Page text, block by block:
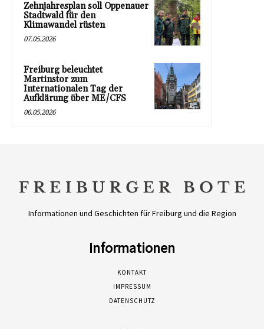
Zehnjahresplan soll Oppenauer
Stadtwald für den
Klimawandel rüsten
07.05.2026
Freiburg beleuchtet
Martinstor zum
Internationalen Tag der
Aufklärung über ME/CFS
06.05.2026
Informationen und Geschichten für Freiburg und die Region
Informationen
KONTAKT
IMPRESSUM
DATENSCHUTZ